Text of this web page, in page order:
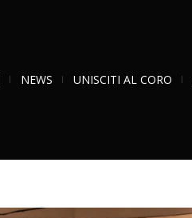
NEWS UNISCITI AL CORO